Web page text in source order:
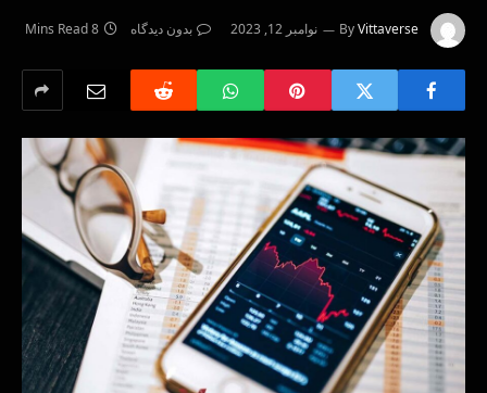
ByVittaverse نوامبر 12, 2023 بدون دیدگاه 8 Mins Read